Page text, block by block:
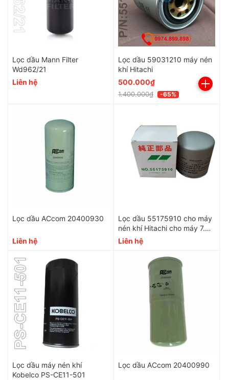
Lọc dầu Mann Filter
Wd962/21
Liên hệ
Lọc dầu 59031210 máy nén
khí Hitachi
500.000₫
1.400.000₫ -65%
Lọc dầu ACcom 20400930
Liên hệ
Lọc dầu 55175910 cho máy
nén khí Hitachi cho máy 7.5-
22kW
Liên hệ
Lọc dầu máy nén khí
Kobelco PS-CE11-501
Lọc dầu ACcom 20400990